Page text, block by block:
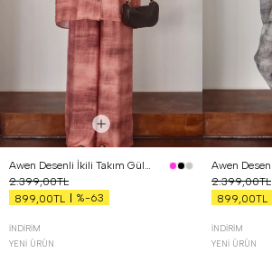
Awen Desenli İkili Takım Gül Kurusu
2.399,00TL
899,00TL
%-63
İNDIRIM
YENI ÜRÜN
2.399,00TL
899,00TL
İNDIRIM
YENI ÜRÜN